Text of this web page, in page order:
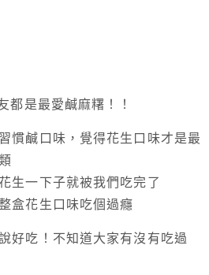
都是最愛鹹麻糬！！
慣鹹口味，覺得花生口味才是最
生一下子就被我們吃完了
盒花生口味吃個過癮
好吃！不知道大家有沒有吃過